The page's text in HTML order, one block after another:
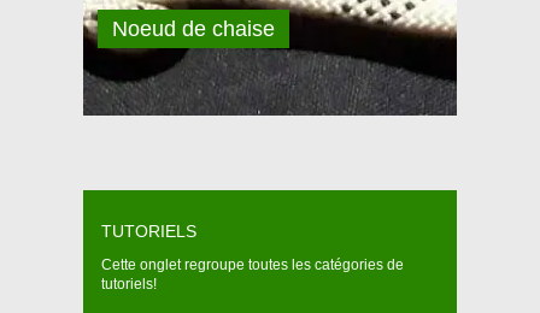
Noeud de chaise
NOEUD DE CHAISE
Le nœud de chaise est parfait pour remplacer le
manips. Il est aussi très apprécié par le fait qu’il est
très simple a défaire après une forte tension,
TUTORIELS
Cette onglet regroupe toutes les catégories de
tutoriels!